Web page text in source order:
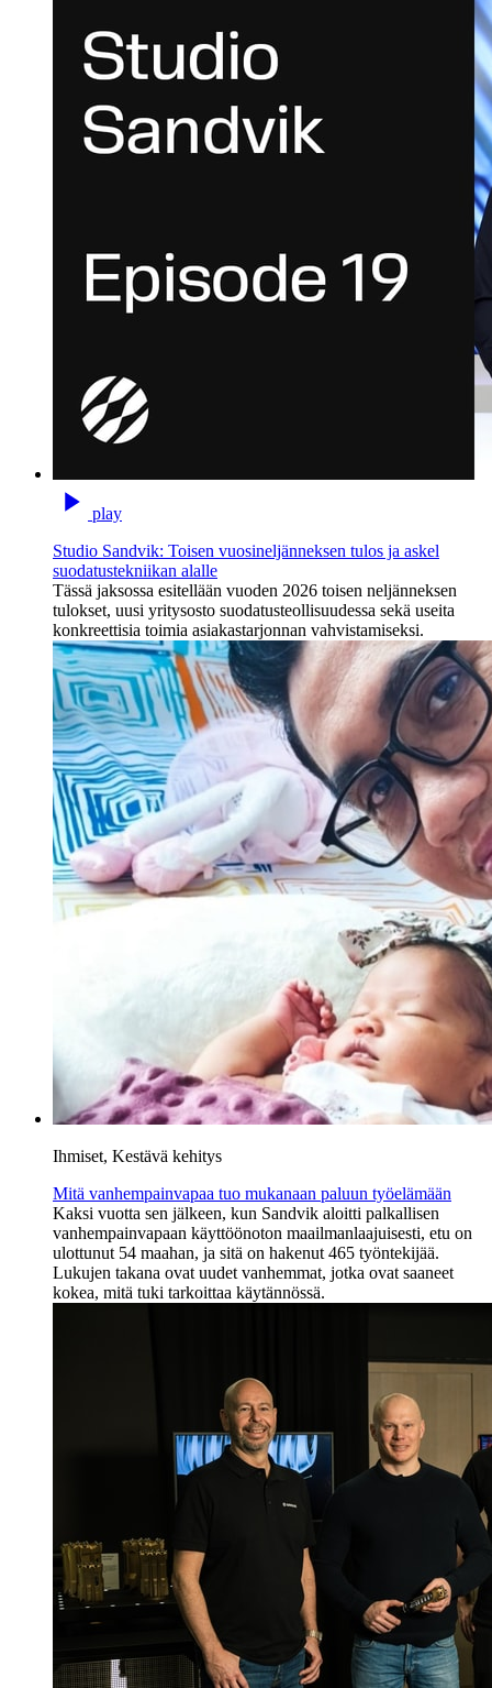
play
Studio Sandvik: Toisen vuosineljänneksen tulos ja askel
suodatustekniikan alalle
Tässä jaksossa esitellään vuoden 2026 toisen neljänneksen
tulokset, uusi yritysosto suodatusteollisuudessa sekä useita
konkreettisia toimia asiakastarjonnan vahvistamiseksi.
Ihmiset, Kestävä kehitys
Mitä vanhempainvapaa tuo mukanaan paluun työelämään
Kaksi vuotta sen jälkeen, kun Sandvik aloitti palkallisen
vanhempainvapaan käyttöönoton maailmanlaajuisesti, etu on
ulottunut 54 maahan, ja sitä on hakenut 465 työntekijää.
Lukujen takana ovat uudet vanhemmat, jotka ovat saaneet
kokea, mitä tuki tarkoittaa käytännössä.